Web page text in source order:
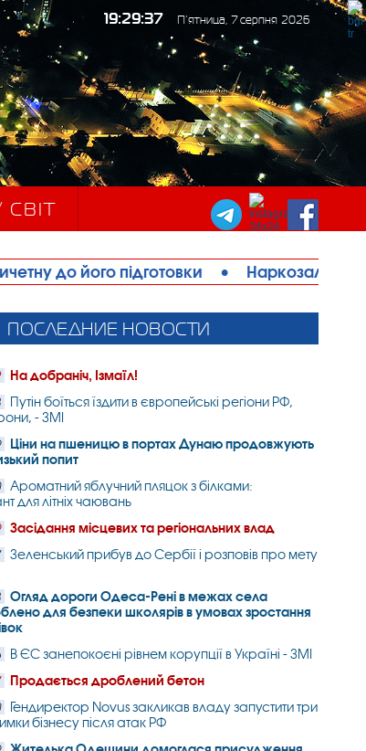
19:29:39 П’ятница, 7 серпня 2026
СВІТ
• Наркозалежний житель
ПОСЛЕДНИЕ НОВОСТИ
На добраніч, Ізмаїл!
Путін боїться їздити в європейські регіони РФ,
- ЗМІ
Ціни на пшеницю в портах Дунаю продовжують
попит
Ароматний яблучний пляцок з білками:
для літніх чаювань
Засідання місцевих та регіональних влад
Зеленський прибув до Сербії і розповів про мету
Огляд дороги Одеса-Рені в межах села
для безпеки школярів в умовах зростання
В ЄС занепокоєні рівнем корупції в Україні - ЗМІ
Продається дроблений бетон
Гендиректор Novus закликав владу запустити три
бізнесу після атак РФ